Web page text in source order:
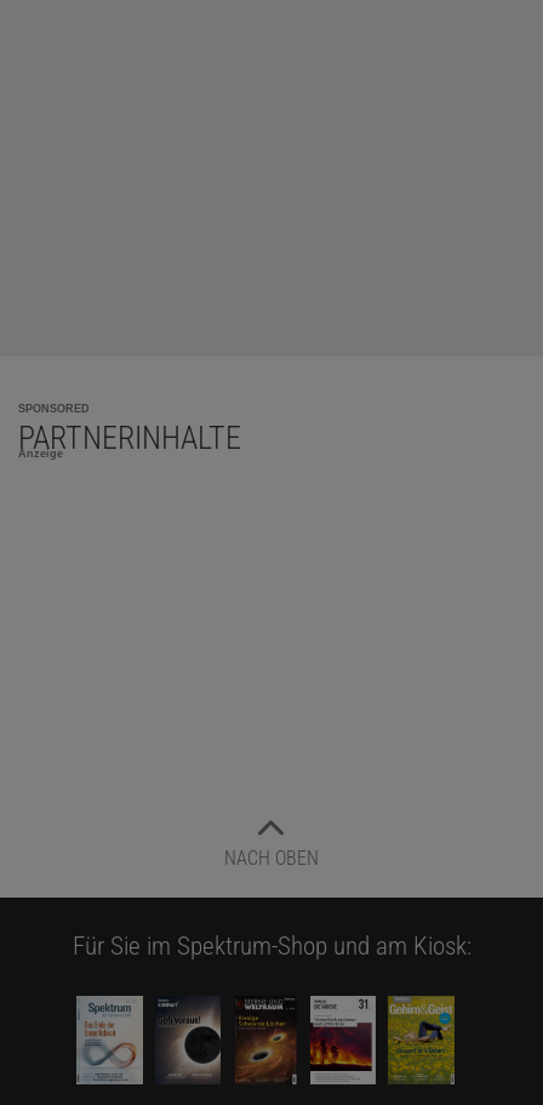
SPONSORED
PARTNERINHALTE
Anzeige
NACH OBEN
Für Sie im Spektrum-Shop und am Kiosk: